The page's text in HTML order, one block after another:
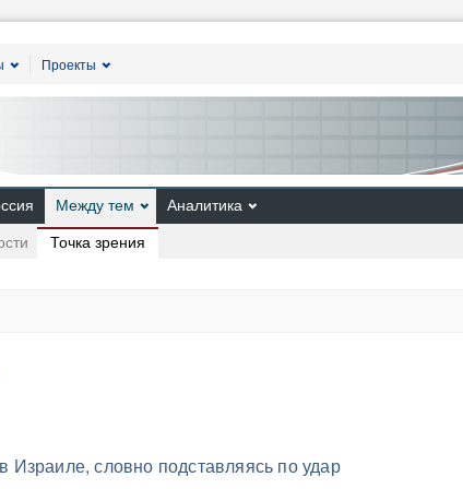
Проекты
Между тем
Точка зрения
Аналитика
словно подставляясь по удар